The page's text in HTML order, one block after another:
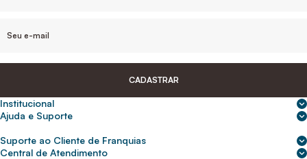
CADASTRAR
Institucional
Sobre nós
Para empresas
Ajuda e Suporte
Frete e entrega
Suporte ao Cliente de Franquias
2ª Via de Boletos - Crédito ABC
Central de Atendimento